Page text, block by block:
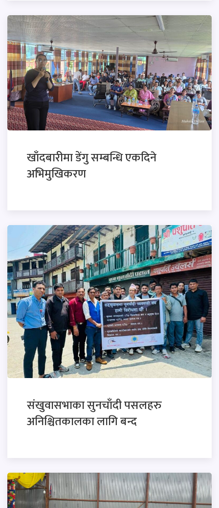
खाँदबारीमा डेंगु सम्बन्धि एकदिने
अभिमुखिकरण
संखुवासभाका सुनचाँदी पसलहरु
अनिश्चितकालका लागि बन्द